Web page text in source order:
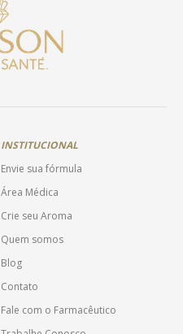
opções
podem
ser
escolhidas
na
INSTITUCIONAL
Envie sua fórmula
Área Médica
Crie seu Aroma
Quem somos
Blog
Contato
Fale com o Farmacêutico